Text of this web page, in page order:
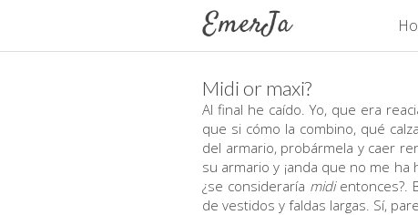
Midi or maxi?
Al final he caído. Yo, que era
que si cómo la combino, qué
del armario, probármela y caer
su armario y ¡anda que no me
¿se consideraría midientonces?.
de vestidos y faldas largas. Sí,